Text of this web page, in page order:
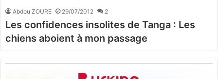
Abdou ZOURE 29/07/2012 2
Les confidences insolites de Tanga : Les
chiens aboient à mon passage